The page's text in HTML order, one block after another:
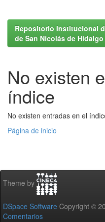
Repositorio Institucional
de San Nicolás de Hidalgo
No existen
índice
No existen entradas en el
Página de inicio
Theme by
DSpace Software Copyright ©
Comentarios